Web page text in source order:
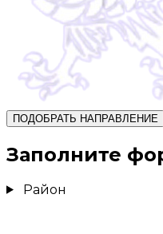
ПОДОБРАТЬ НАПРАВЛЕНИЕ
Заполните
Район